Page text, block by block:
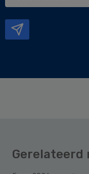
Gerelateerd